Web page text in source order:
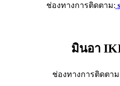
ช่องทางการติดตาม:
มินอา
ช่องทางการติดตาม